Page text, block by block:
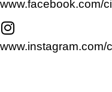
www.facebook.com/
www.instagram.com/